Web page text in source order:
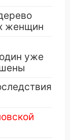
женщин
уже